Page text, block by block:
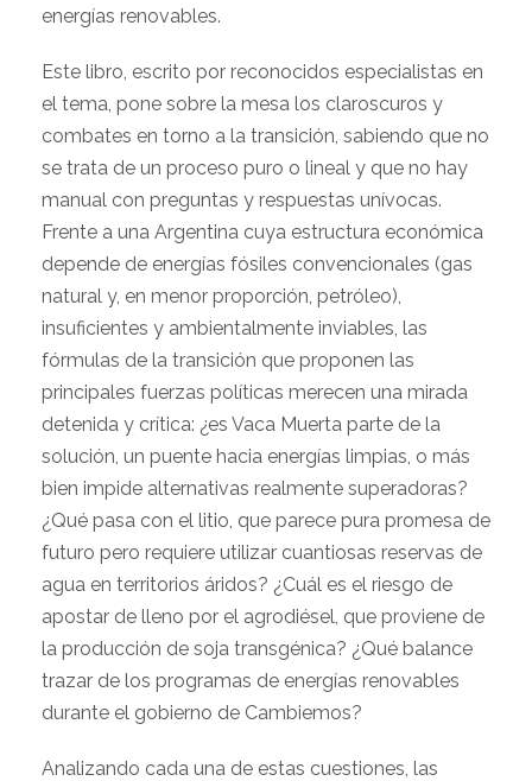
energías renovables.
Este libro, escrito por reconocidos especialistas en
el tema, pone sobre la mesa los claroscuros y
combates en torno a la transición, sabiendo que no
se trata de un proceso puro o lineal y que no hay
manual con preguntas y respuestas unívocas.
Frente a una Argentina cuya estructura económica
depende de energías fósiles convencionales (gas
natural y, en menor proporción, petróleo),
insuficientes y ambientalmente inviables, las
fórmulas de la transición que proponen las
principales fuerzas políticas merecen una mirada
detenida y crítica: ¿es Vaca Muerta parte de la
solución, un puente hacia energías limpias, o más
bien impide alternativas realmente superadoras?
¿Qué pasa con el litio, que parece pura promesa de
futuro pero requiere utilizar cuantiosas reservas de
agua en territorios áridos? ¿Cuál es el riesgo de
apostar de lleno por el agrodiésel, que proviene de
la producción de soja transgénica? ¿Qué balance
trazar de los programas de energías renovables
durante el gobierno de Cambiemos?
Analizando cada una de estas cuestiones, las